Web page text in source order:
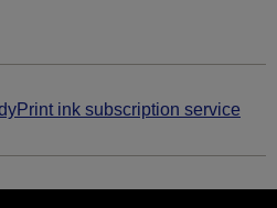
ink subscription service